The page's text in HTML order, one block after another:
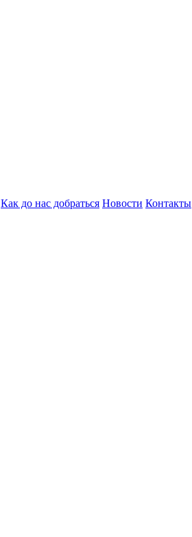
Как до нас добраться Новости Контакты